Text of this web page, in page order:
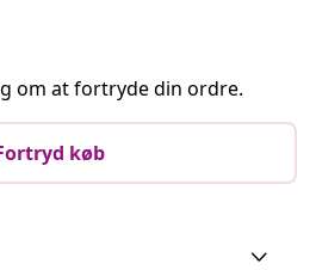
om at fortryde din ordre.
køb